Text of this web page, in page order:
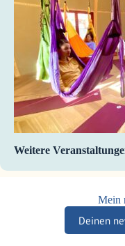
Weitere
Mein
Deinen